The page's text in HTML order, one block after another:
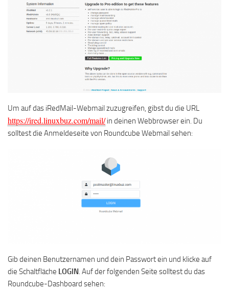
Um auf das iRedMail-Webmail zuzugreifen, gibst du die URL
https://ired.linuxbuz.com/mail/in deinen Webbrowser ein. Du
solltest die Anmeldeseite von Roundcube Webmail sehen:
Gib deinen Benutzernamen und dein Passwort ein und klicke auf
die Schaltfläche LOGIN. Auf der folgenden Seite solltest du das
Roundcube-Dashboard sehen: